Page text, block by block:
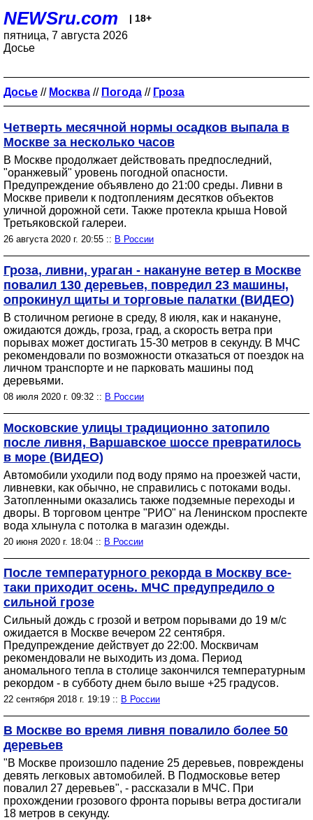
NEWSru.com | 18+
пятница, 7 августа 2026
Досье
Досье // Москва // Погода // Гроза
Четверть месячной нормы осадков выпала в
Москве за несколько часов
В Москве продолжает действовать предпоследний,
"оранжевый" уровень погодной опасности.
Предупреждение объявлено до 21:00 среды. Ливни в
Москве привели к подтоплениям десятков объектов
уличной дорожной сети. Также протекла крыша Новой
Третьяковской галереи.
26 августа 2020 г. 20:55 :: В России
Гроза, ливни, ураган - накануне ветер в Москве
повалил 130 деревьев, повредил 23 машины,
опрокинул щиты и торговые палатки (ВИДЕО)
В столичном регионе в среду, 8 июля, как и накануне,
ожидаются дождь, гроза, град, а скорость ветра при
порывах может достигать 15-30 метров в секунду. В МЧС
рекомендовали по возможности отказаться от поездок на
личном транспорте и не парковать машины под
деревьями.
08 июля 2020 г. 09:32 :: В России
Московские улицы традиционно затопило
после ливня, Варшавское шоссе превратилось
в море (ВИДЕО)
Автомобили уходили под воду прямо на проезжей части,
ливневки, как обычно, не справились с потоками воды.
Затопленными оказались также подземные переходы и
дворы. В торговом центре "РИО" на Ленинском проспекте
вода хлынула с потолка в магазин одежды.
20 июня 2020 г. 18:04 :: В России
После температурного рекорда в Москву все-
таки приходит осень. МЧС предупредило о
сильной грозе
Сильный дождь с грозой и ветром порывами до 19 м/с
ожидается в Москве вечером 22 сентября.
Предупреждение действует до 22:00. Москвичам
рекомендовали не выходить из дома. Период
аномального тепла в столице закончился температурным
рекордом - в субботу днем было выше +25 градусов.
22 сентября 2018 г. 19:19 :: В России
В Москве во время ливня повалило более 50
деревьев
"В Москве произошло падение 25 деревьев, повреждены
девять легковых автомобилей. В Подмосковье ветер
повалил 27 деревьев", - рассказали в МЧС. При
прохождении грозового фронта порывы ветра достигали
18 метров в секунду.